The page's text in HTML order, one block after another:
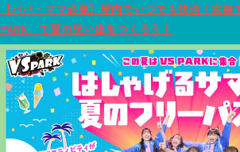
【パパ・ママ必見】屋内でいつでも快適！家族
PARK」で夏の思い出をつくろう！